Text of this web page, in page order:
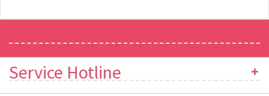
Service Hotline